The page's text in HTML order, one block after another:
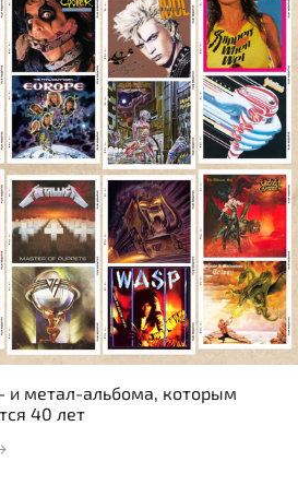
и метал-альбома, которым
40 лет